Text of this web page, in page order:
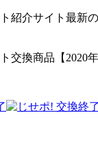
紹介サイト最新
交換商品【2020